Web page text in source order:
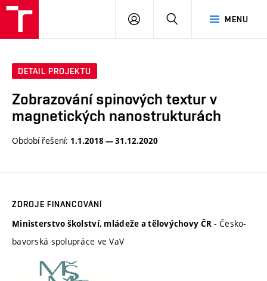
MENU
PŘIHLÁSIT
DETAIL PROJEKTU
Zobrazování spinových textur v
magnetických nanostrukturách
Období řešení: 1.1.2018 — 31.12.2020
ZDROJE FINANCOVÁNÍ
Ministerstvo školství, mládeže a tělovýchovy ČR - Česko-
bavorská spolupráce ve VaV